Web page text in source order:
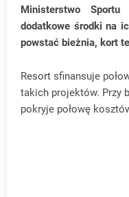
Ministerstwo
dodatkowe środki na
powstać bieżnia, kort
Resort sfinansuje
takich projektów. Przy
pokryje połowę